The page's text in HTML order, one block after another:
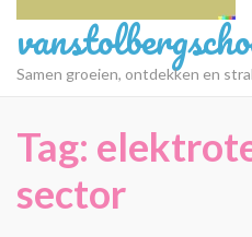
Samen groeien, ontdekken en
Tag:
sector